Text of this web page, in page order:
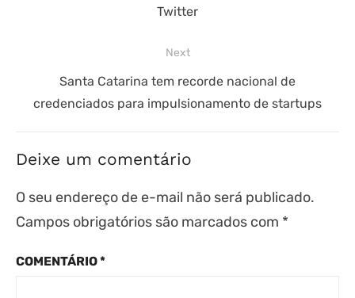
Twitter
Next
post:
Santa Catarina tem recorde nacional de
credenciados para impulsionamento de startups
Deixe um comentário
O seu endereço de e-mail não será publicado.
Campos obrigatórios são marcados com *
COMENTÁRIO*